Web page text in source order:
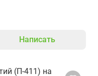
Написать